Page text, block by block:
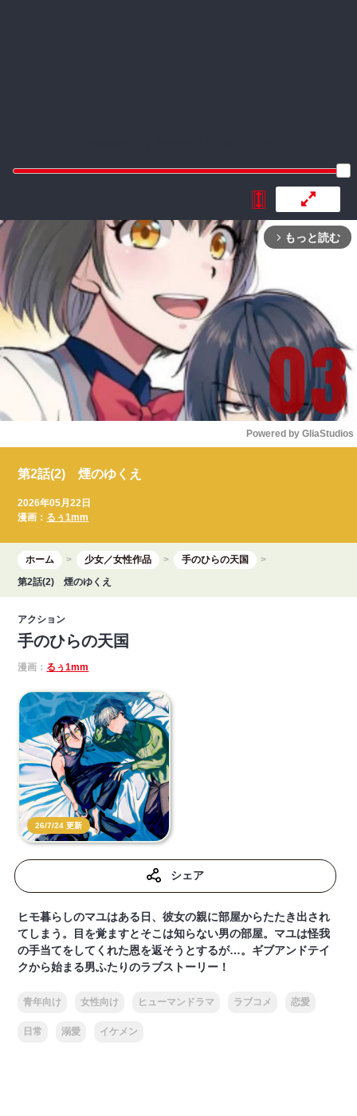
arrow_forward_ios もっと読む
Powered by GliaStudios
第2話(2) 煙のゆくえ
2026年05月22日
漫画： るぅ1mm
ホーム 少女／女性作品
手のひらの天国
第2話(2) 煙のゆくえ
アクション
手のひらの天国
漫画： るぅ1mm
26/7/24 更新
シェア
ヒモ暮らしのマユはある日、彼女の親に部屋からたたき出され
てしまう。目を覚ますとそこは知らない男の部屋。マユは怪我
の手当てをしてくれた恩を返そうとするが…。ギブアンドテイ
クから始まる男ふたりのラブストーリー！
青年向け 女性向け ヒューマンドラマ ラブコメ 恋愛
日常 溺愛 イケメン